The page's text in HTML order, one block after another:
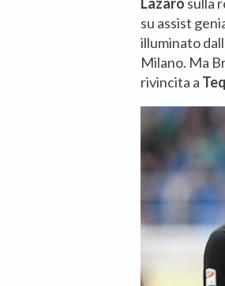
su assist
illuminato
Milano. Ma
rivincita a